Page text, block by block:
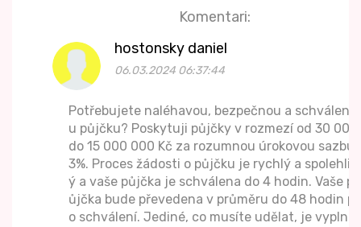
Komentari:
hostonsky daniel
06.03.2024 06:37:44
Potřebujete naléhavou, bezpečnou a schváleno
u půjčku? Poskytuji půjčky v rozmezí od 30 000
do 15 000 000 Kč za rozumnou úrokovou sazbu
3%. Proces žádosti o půjčku je rychlý a spolehliv
ý a vaše půjčka je schválena do 4 hodin. Vaše p
ůjčka bude převedena v průměru do 48 hodin p
o schválení. Jediné, co musíte udělat, je vyplnit